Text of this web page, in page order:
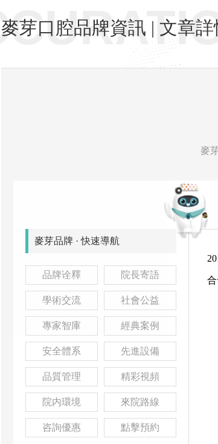
麥芽口腔品牌資訊 | 文章詳
麥
麥芽品牌 · 快速導航
品牌诠釋 院長寄語
學術交流 社會公益
專家智庫 經典案例
安全體系 先進設備
品質管理 精彩視頻
院内環境 來院路線
咨詢優惠 點擊預約